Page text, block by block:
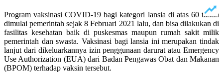
Program vaksinasi COVID-19 bagi kategori lansia di atas 60 tahun
dimulai pemerintah sejak 8 Februari 2021 lalu, dan bisa dilakukan di
fasilitas kesehatan baik di puskesmas maupun rumah sakit milik
pemerintah dan swasta. Vaksinasi bagi lansia ini merupakan tindak
lanjut dari dikeluarkannya izin penggunaan darurat atau Emergency
Use Authorization (EUA) dari Badan Pengawas Obat dan Makanan
(BPOM) terhadap vaksin tersebut.